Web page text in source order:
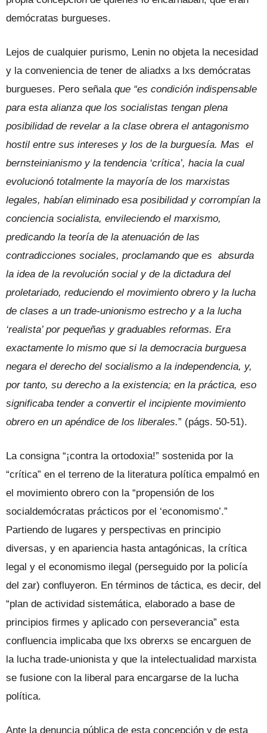
demócratas burgueses.
Lejos de cualquier purismo, Lenin no objeta la necesidad
y la conveniencia de tener de aliadxs a lxs demócratas
burgueses. Pero señala que “es condición indispensable
para esta alianza que los socialistas tengan plena
posibilidad de revelar a la clase obrera el antagonismo
hostil entre sus intereses y los de la burguesía. Mas el
bernsteinianismo y la tendencia ‘crítica’, hacia la cual
evolucionó totalmente la mayoría de los marxistas
legales, habían eliminado esa posibilidad y corrompían la
conciencia socialista, envileciendo el marxismo,
predicando la teoría de la atenuación de las
contradicciones sociales, proclamando que es absurda
la idea de la revolución social y de la dictadura del
proletariado, reduciendo el movimiento obrero y la lucha
de clases a un trade-unionismo estrecho y a la lucha
‘realista’ por pequeñas y graduables reformas. Era
exactamente lo mismo que si la democracia burguesa
negara el derecho del socialismo a la independencia, y,
por tanto, su derecho a la existencia; en la práctica, eso
significaba tender a convertir el incipiente movimiento
obrero en un apéndice de los liberales.” (págs. 50-51).
La consigna “¡contra la ortodoxia!” sostenida por la
“crítica” en el terreno de la literatura política empalmó en
el movimiento obrero con la “propensión de los
socialdemócratas prácticos por el ‘economismo’.”
Partiendo de lugares y perspectivas en principio
diversas, y en apariencia hasta antagónicas, la crítica
legal y el economismo ilegal (perseguido por la policía
del zar) confluyeron. En términos de táctica, es decir, del
“plan de actividad sistemática, elaborado a base de
principios firmes y aplicado con perseverancia” esta
confluencia implicaba que lxs obrerxs se encarguen de
la lucha trade-unionista y que la intelectualidad marxista
se fusione con la liberal para encargarse de la lucha
política.
Ante la denuncia pública de esta concepción y de esta